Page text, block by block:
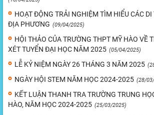
HOẠT ĐỘNG TRẢI NGHIỆM TÌM HIỂU CÁC DI
ĐỊA PHƯƠNG (09/04/2025)
HỘI THẢO CỦA TRƯỜNG THPT MỸ HÀO VỀ
XÉT TUYỂN ĐẠI HỌC NĂM 2025 (05/04/2025)
LỄ KỶ NIỆM NGÀY 26 THÁNG 3 NĂM 2025
NGÀY HỘI STEM NĂM HỌC 2024-2025 (28/
KẾT LUẬN THANH TRA TRƯỜNG TRUNG
HÀO, NĂM HỌC 2024-2025 (25/03/2025)